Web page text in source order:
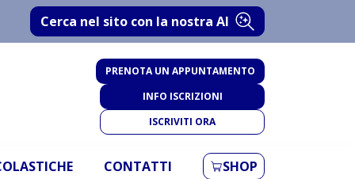
Cerca nel sito con la nostra AI
PRENOTA UN APPUNTAMENTO
INFO ISCRIZIONI
ISCRIVITI ORA
CONTATTI SHOP